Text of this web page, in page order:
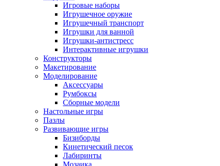
Игровые наборы
Игрушечное оружие
Игрушечный транспорт
Игрушки для ванной
Игрушки-антистресс
Интерактивные игрушки
Конструкторы
Макетирование
Моделирование
Аксессуары
Румбоксы
Сборные модели
Настольные игры
Пазлы
Развивающие игры
Бизиборды
Кинетический песок
Лабиринты
Мозаика